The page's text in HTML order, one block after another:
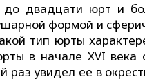
до двадцати юрт и
формой и
тип юрты
в начале XVI века
раз увидел ее в